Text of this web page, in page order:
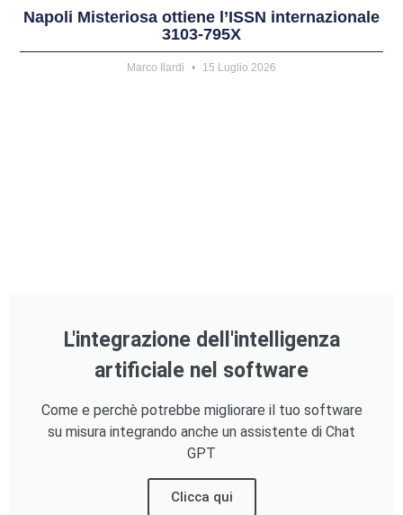
Napoli Misteriosa ottiene l’ISSN internazionale
3103-795X
Marco Ilardi 15 Luglio 2026
L'integrazione dell'intelligenza
artificiale nel software
Come e perchè potrebbe migliorare il tuo software
su misura integrando anche un assistente di Chat
GPT
Clicca qui